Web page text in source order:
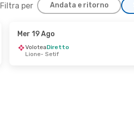
Filtra per Andata e ritorno
Mer 19 Ago
VoloteaDiretto
Lione- Setif